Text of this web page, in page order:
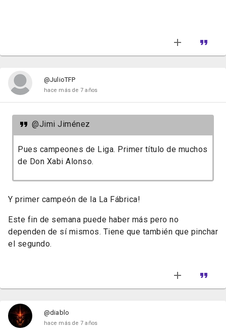
@JulioTFP
hace más de 7 años
@Jimi Jiménez
Pues campeones de Liga. Primer título de muchos
de Don Xabi Alonso.
Y primer campeón de la La Fábrica!
Este fin de semana puede haber más pero no
dependen de sí mismos. Tiene que también que pinchar
el segundo.
@diablo
hace más de 7 años